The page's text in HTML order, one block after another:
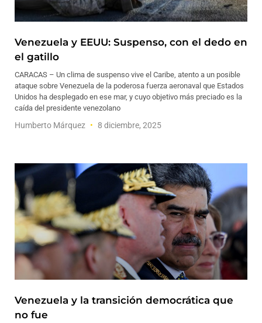
Venezuela y EEUU: Suspenso, con el dedo en
el gatillo
CARACAS – Un clima de suspenso vive el Caribe, atento a un posible
ataque sobre Venezuela de la poderosa fuerza aeronaval que Estados
Unidos ha desplegado en ese mar, y cuyo objetivo más preciado es la
caída del presidente venezolano
Humberto Márquez 8 diciembre, 2025
Venezuela y la transición democrática que
no fue